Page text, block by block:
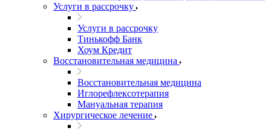
Услуги в рассрочку
Услуги в рассрочку
Тинькофф Банк
Хоум Кредит
Восстановительная медицина
Восстановительная медицина
Иглорефлексотерапия
Мануальная терапия
Хирургическое лечение